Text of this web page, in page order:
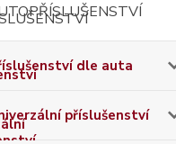
dle auta
příslušenství